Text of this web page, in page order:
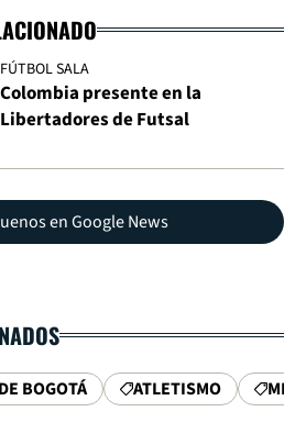
FÚTBOL SALA
Colombia presente en la
Libertadores de Futsal
en Google News
BOGOTÁ ATLETISMO MMB